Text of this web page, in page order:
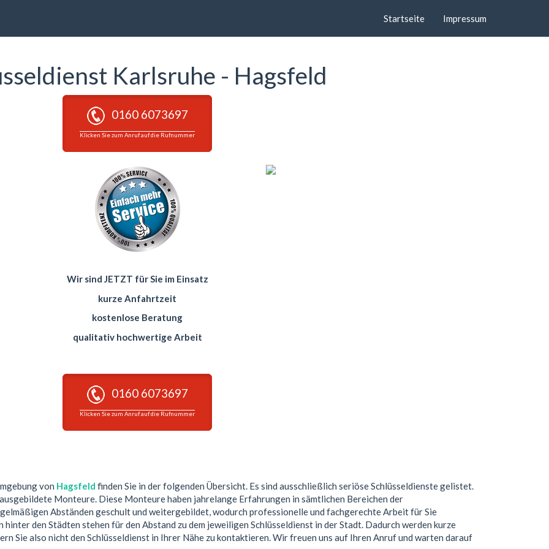
Startseite Impressum
Karlsruhe - Hagsfeld
0160 6073697
Klicken Sie zum Anruf auf die Rufnummer
Wir sind JETZT für Sie im Einsatz
kurze Anfahrtzeit
kostenlose Beratung
qualitativ hochwertige Arbeit
0160 6073697
Klicken Sie zum Anruf auf die Rufnummer
von Hagsfeld finden Sie in der folgenden Übersicht. Es sind ausschließlich seriöse Schlüsseldienste gelistet.
Monteure. Diese Monteure haben jahrelange Erfahrungen in sämtlichen Bereichen der
Abständen geschult und weitergebildet, wodurch professionelle und fachgerechte Arbeit für Sie
den Städten stehen für den Abstand zu dem jeweiligen Schlüsseldienst in der Stadt. Dadurch werden kurze
Sie also nicht den Schlüsseldienst in Ihrer Nähe zu kontaktieren. Wir freuen uns auf Ihren Anruf und warten darauf